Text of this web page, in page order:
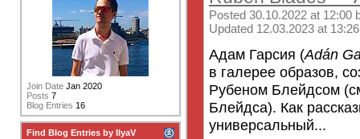
Posted 30.10.2022 at 12:00
Updated 12.03.2023 at
Адам Гарсия (Adán
в галерее образов,
Рубеном Блейдсом
Блейдса). Как
универсальный...
Join Date Jan 2020
Posts 7
Blog Entries 16
Find Blog Entries by IlyaV